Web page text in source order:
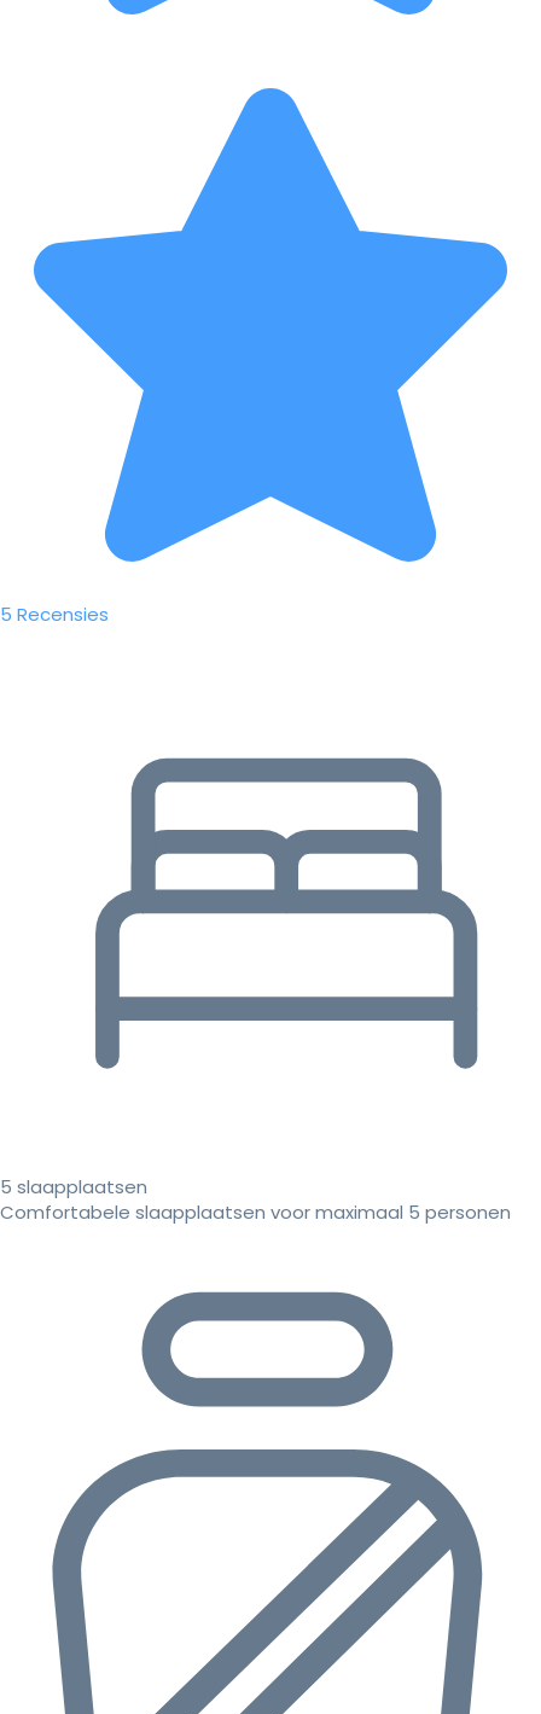
5 Recensies
5 slaapplaatsen
Comfortabele slaapplaatsen voor maximaal 5 personen